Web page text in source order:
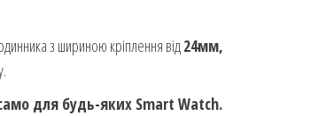
з шириною кріплення від24мм,
для будь-яких Smart Watch.